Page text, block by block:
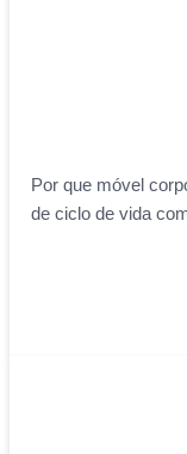
Por que móvel
de ciclo de vida